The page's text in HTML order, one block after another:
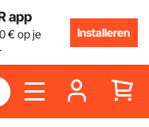
app
€ op je
Installeren